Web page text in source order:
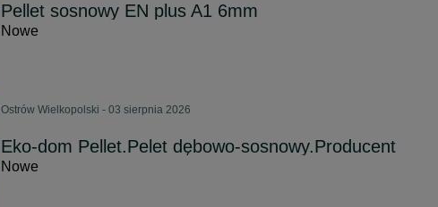
Pellet sosnowy EN plus A1 6mm
Nowe
Ostrów Wielkopolski - 03 sierpnia 2026
Eko-dom Pellet.Pelet dębowo-sosnowy.Producent
Nowe